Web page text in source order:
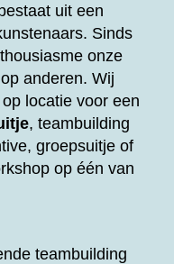
uit een
Sinds
onze
anderen. Wij
locatie voor een
, teambuilding
groepsuitje of
op één van
teambuilding